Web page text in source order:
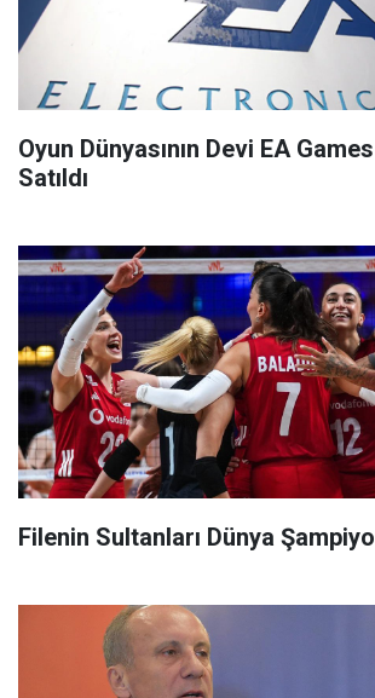
Oyun Dünyasının Devi EA
Satıldı
Filenin Sultanları Dünya